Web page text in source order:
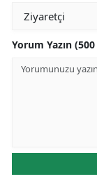
Yorum Yazın